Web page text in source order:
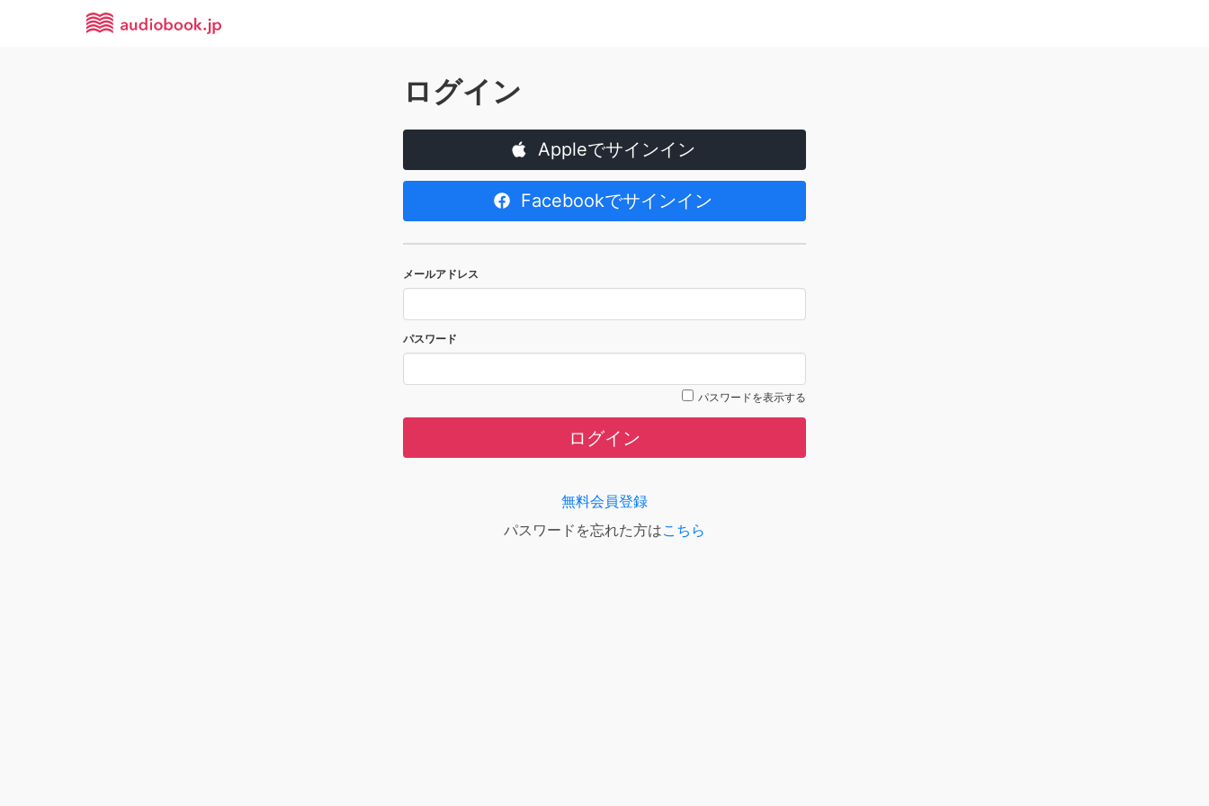
ログイン
Appleでサインイン
Facebookでサインイン
メールアドレス
パスワード
パスワードを表示する
ログイン
無料会員登録
パスワードを忘れた方はこちら